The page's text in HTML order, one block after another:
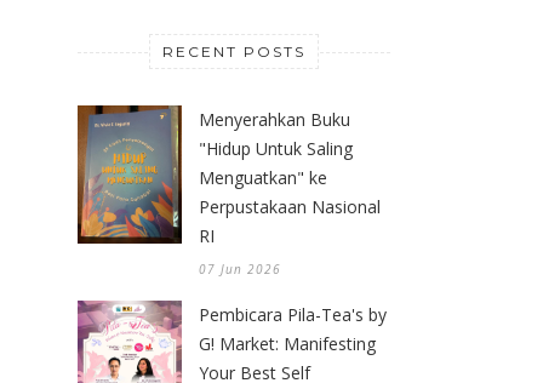
RECENT POSTS
Menyerahkan Buku
"Hidup Untuk Saling
Menguatkan" ke
Perpustakaan Nasional
RI
07 Jun 2026
Pembicara Pila-Tea's by
G! Market: Manifesting
Your Best Self